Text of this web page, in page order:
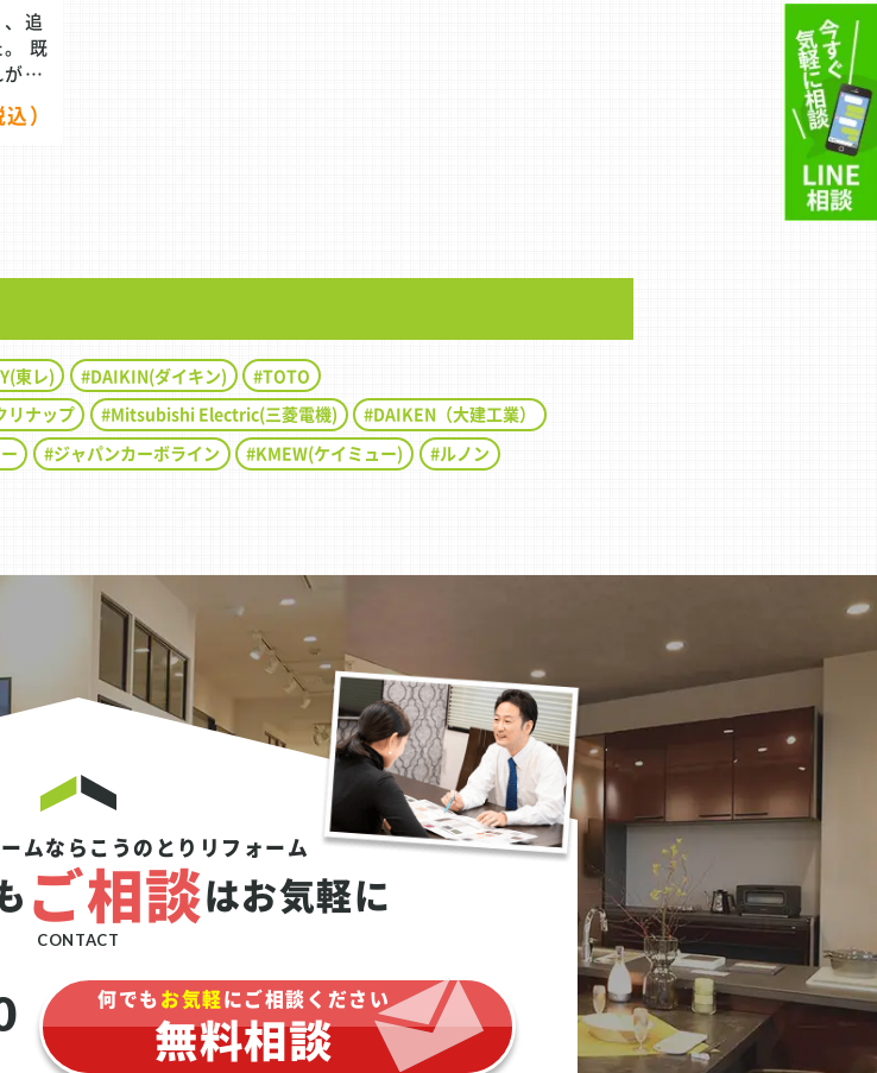
追
落
し
の
活用
けで
）
東レ) DAIKIN(ダイキン)
TOTO
リナップ Mitsubishi Electric(三菱電機)
DAIKEN（大建工業）
ジャパンカーボライン KMEW(ケイミュー)
ルノン
ムなら こうのとりリフォーム
ご相談はお気軽に
CONTACT
何でもお気軽にご相談ください
無料相談